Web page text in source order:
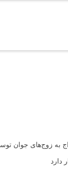
دارد